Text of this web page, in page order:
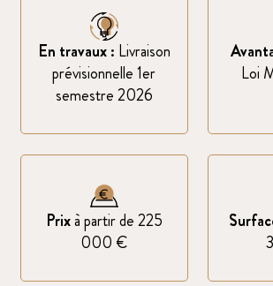
En travaux : Livraison
prévisionnelle 1er
semestre 2026
Loi
Prixà partir de 225
000 €